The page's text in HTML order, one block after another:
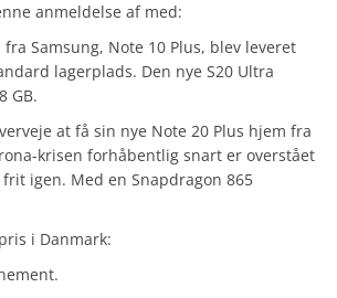
anmeldelse af med:
Samsung, Note 10 Plus, blev leveret
lagerplads. Den nye S20 Ultra
GB.
at få sin nye Note 20 Plus hjem fra
krisen forhåbentlig snart er overstået
igen. Med en Snapdragon 865
i Danmark: